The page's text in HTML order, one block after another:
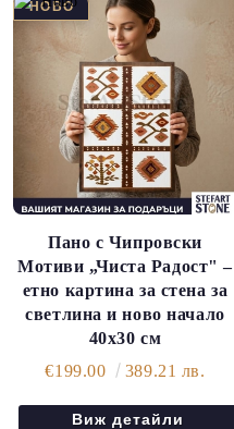
Пано с Чипровски
Мотиви „Чиста Радост" –
етно картина за стена за
светлина и ново начало
40х30 см
€199.00
389.21 лв.
Виж детайли